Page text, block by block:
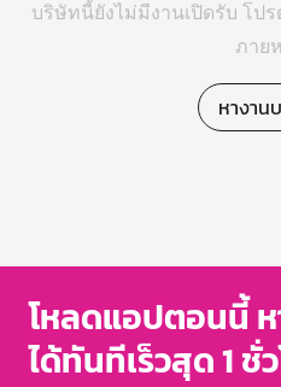
บริษัทนี้ยังไม่มีงานเปิดรับ โป
ภาย
หางาน
โหลดแอปตอนนี้ ห
ได้ทันทีเร็วสุด 1 ชั่